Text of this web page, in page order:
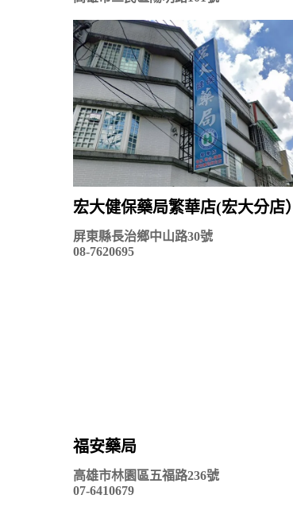
宏大健保藥局繁華店(宏大分店）
屏東縣長治鄉中山路30號
08-7620695
福安藥局
高雄市林園區五福路236號
07-6410679